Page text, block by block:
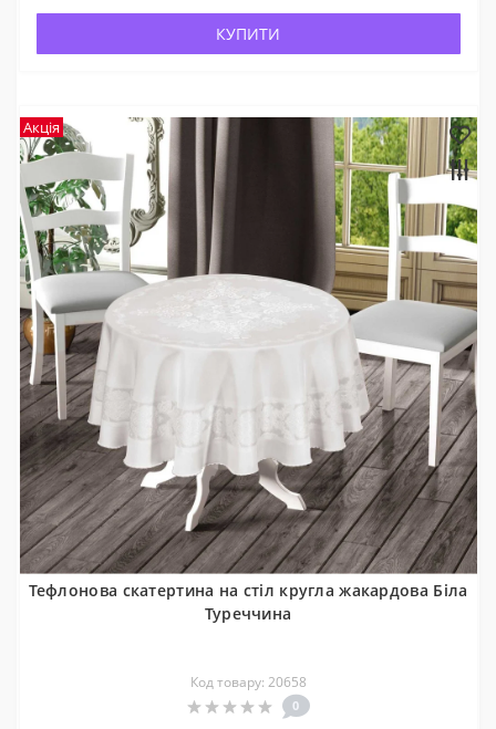
КУПИТИ
Акція
Тефлонова скатертина на стіл кругла жакардова Біла
Туреччина
Код товару: 20658
0